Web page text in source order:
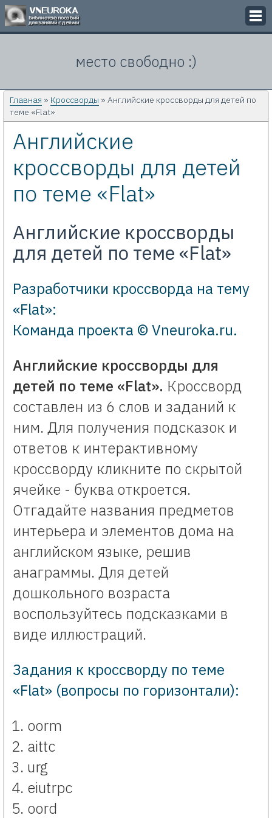
Кроссворды
Презентации
Задачи
Картинки
Контакты
место свободно :)
Главная » Кроссворды » Английские кроссворды для детей по
теме «Flat»
Английские
кроссворды для детей
по теме «Flat»
Английские кроссворды
для детей по теме «Flat»
Разработчики кроссворда на тему
«Flat»:
Команда проекта © Vneuroka.ru.
Английские кроссворды для
детей по теме «Flat». Кроссворд
составлен из 6 слов и заданий к
ним. Для получения подсказок и
ответов к интерактивному
кроссворду кликните по скрытой
ячейке - буква откроется.
Отгадайте названия предметов
интерьера и элементов дома на
английском языке, решив
анаграммы. Для детей
дошкольного возраста
воспользуйтесь подсказками в
виде иллюстраций.
Задания к кроссворду по теме
«Flat» (вопросы по горизонтали):
oorm
aittc
urg
eiutrpc
oord